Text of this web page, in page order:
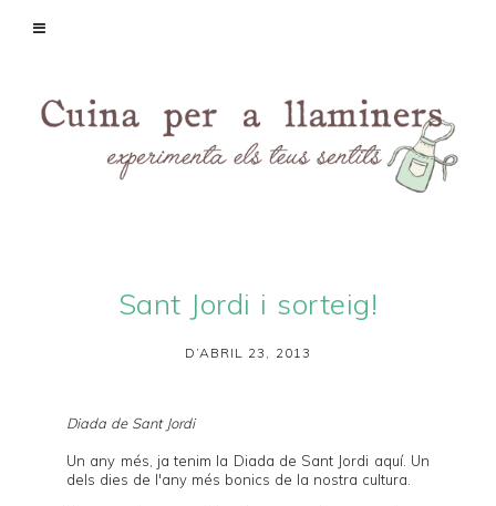
Sant Jordi i sorteig!
D’ABRIL 23, 2013
Diada de Sant Jordi
Un any més, ja tenim la Diada de Sant Jordi aquí. Un
dels dies de l'any més bonics de la nostra cultura.